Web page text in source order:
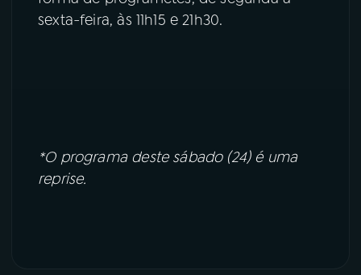
08 FESTIVAL DE MÚSICA
TikTok
sexta-feira, às 11h15 e 21h30.
*O programa deste sábado (24) é uma
reprise.